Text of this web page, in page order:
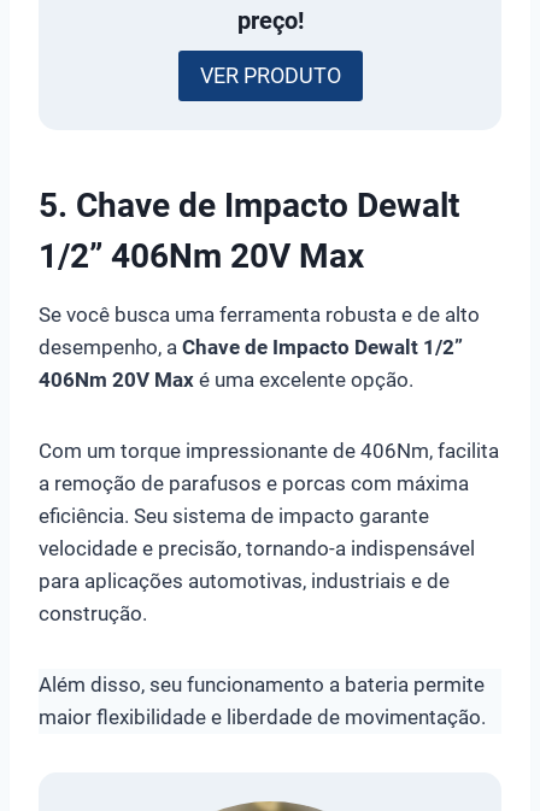
preço!
VER PRODUTO
5. Chave de Impacto Dewalt
1/2” 406Nm 20V Max
Se você busca uma ferramenta robusta e de alto
desempenho, a Chave de Impacto Dewalt 1/2”
406Nm 20V Max é uma excelente opção.
Com um torque impressionante de 406Nm, facilita
a remoção de parafusos e porcas com máxima
eficiência. Seu sistema de impacto garante
velocidade e precisão, tornando-a indispensável
para aplicações automotivas, industriais e de
construção.
Além disso, seu funcionamento a bateria permite
maior flexibilidade e liberdade de movimentação.